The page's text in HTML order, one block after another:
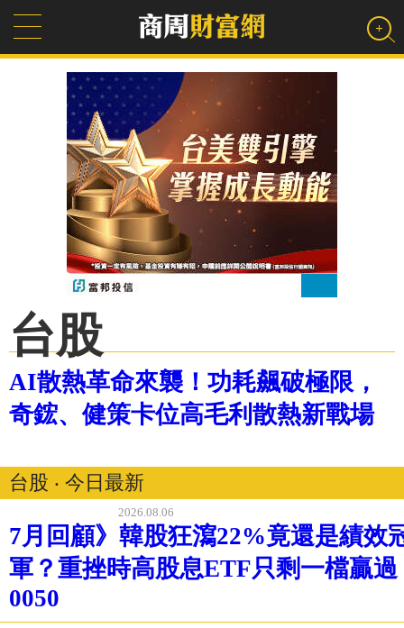
台股
AI散熱革命來襲！功耗飆破極限，
奇鋐、健策卡位高毛利散熱新戰場
台股 ‧ 今日最新
2026.08.06
7月回顧》韓股狂瀉22%竟還是績效
軍？重挫時高股息ETF只剩一檔贏過
0050